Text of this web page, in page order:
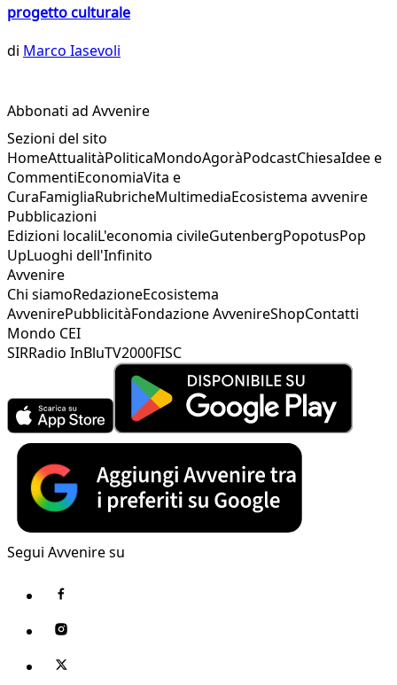
progetto culturale
di Marco Iasevoli
Abbonati ad Avvenire
Sezioni del sito
HomeAttualitàPoliticaMondoAgoràPodcastChiesaIdee e
CommentiEconomiaVita e
CuraFamigliaRubricheMultimediaEcosistema avvenire
Pubblicazioni
Edizioni localiL'economia civileGutenbergPopotusPop
UpLuoghi dell'Infinito
Avvenire
Chi siamoRedazioneEcosistema
AvvenirePubblicitàFondazione AvvenireShopContatti
Mondo CEI
SIRRadio InBluTV2000FISC
Segui Avvenire su